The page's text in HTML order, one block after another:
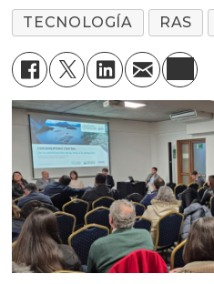
TECNOLOGÍA RAS